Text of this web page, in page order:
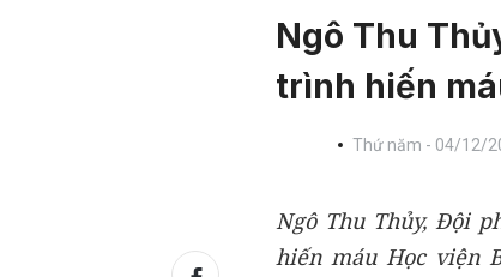
Ngô Thu
trình hiến
Thứ năm - 04/12/
Ngô Thu Thủy, Đội
hiến máu Học viện